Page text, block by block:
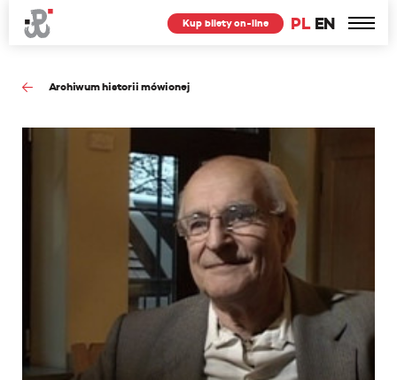
PL EN
Kup bilety on-line
Archiwum historii mówionej